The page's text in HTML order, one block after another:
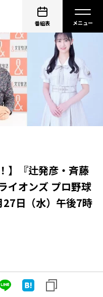
番組表
】『辻発彦・斉藤
イオンズ プロ野球
日（水）午後7時